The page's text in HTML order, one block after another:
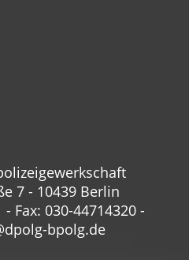
7 - 10439 Berlin
Fax: 030-44714320 -
bpolg.de